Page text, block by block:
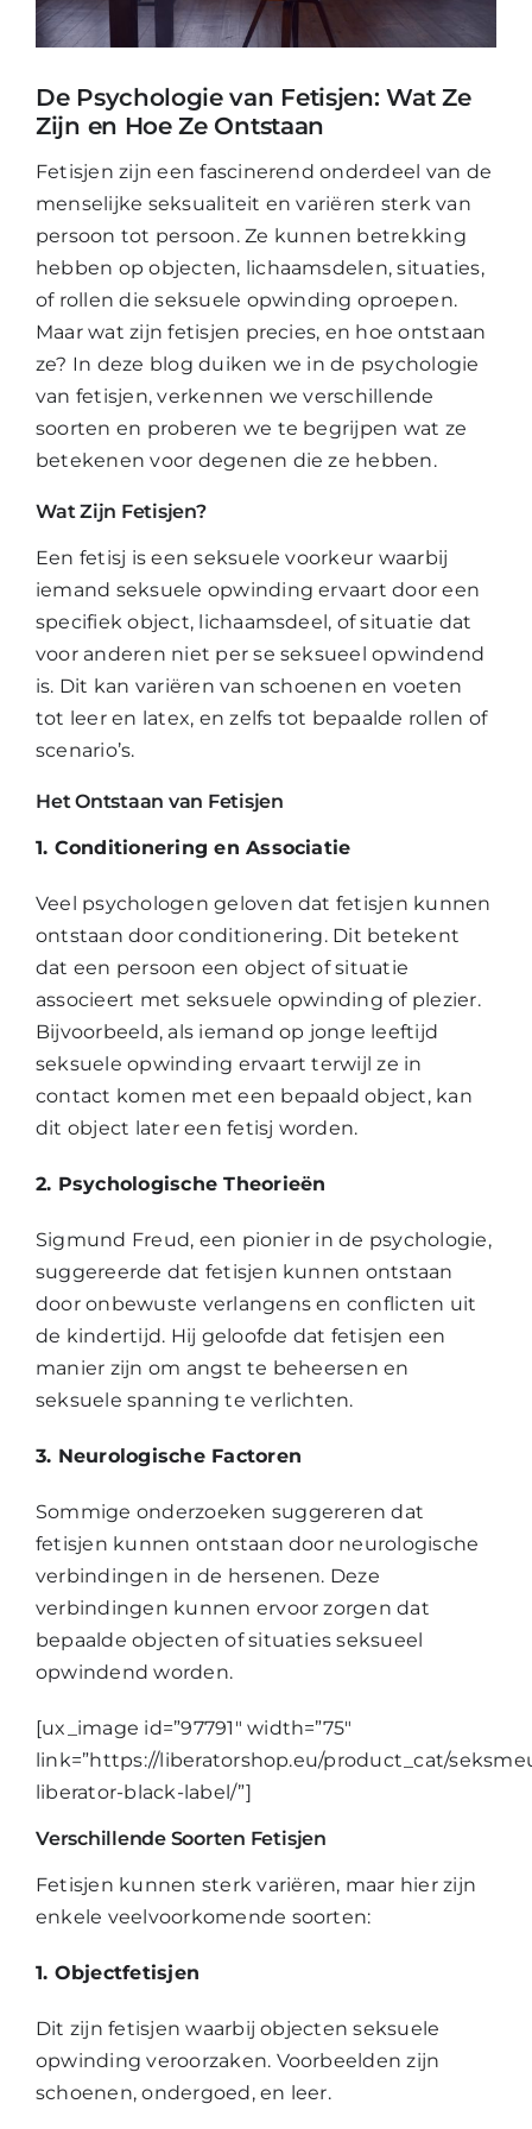
Mijn Account
Winkelwagen
De Psychologie van Fetisjen: Wat Ze
Zijn en Hoe Ze Ontstaan
Fetisjen zijn een fascinerend onderdeel van de
menselijke seksualiteit en variëren sterk van
persoon tot persoon. Ze kunnen betrekking
hebben op objecten, lichaamsdelen, situaties,
of rollen die seksuele opwinding oproepen.
Maar wat zijn fetisjen precies, en hoe ontstaan
ze? In deze blog duiken we in de psychologie
van fetisjen, verkennen we verschillende
soorten en proberen we te begrijpen wat ze
betekenen voor degenen die ze hebben.
Wat Zijn Fetisjen?
Een fetisj is een seksuele voorkeur waarbij
iemand seksuele opwinding ervaart door een
specifiek object, lichaamsdeel, of situatie dat
voor anderen niet per se seksueel opwindend
is. Dit kan variëren van schoenen en voeten
tot leer en latex, en zelfs tot bepaalde rollen of
scenario’s.
Het Ontstaan van Fetisjen
1. Conditionering en Associatie
Veel psychologen geloven dat fetisjen kunnen
ontstaan door conditionering. Dit betekent
dat een persoon een object of situatie
associeert met seksuele opwinding of plezier.
Bijvoorbeeld, als iemand op jonge leeftijd
seksuele opwinding ervaart terwijl ze in
contact komen met een bepaald object, kan
dit object later een fetisj worden.
2. Psychologische Theorieën
Sigmund Freud, een pionier in de psychologie,
suggereerde dat fetisjen kunnen ontstaan
door onbewuste verlangens en conflicten uit
de kindertijd. Hij geloofde dat fetisjen een
manier zijn om angst te beheersen en
seksuele spanning te verlichten.
3. Neurologische Factoren
Sommige onderzoeken suggereren dat
fetisjen kunnen ontstaan door neurologische
verbindingen in de hersenen. Deze
verbindingen kunnen ervoor zorgen dat
bepaalde objecten of situaties seksueel
opwindend worden.
[ux_image id=”97791″ width=”75″
link=”https://liberatorshop.eu/product_cat/
liberator-black-label/”]
Verschillende Soorten Fetisjen
Fetisjen kunnen sterk variëren, maar hier zijn
enkele veelvoorkomende soorten:
1. Objectfetisjen
Dit zijn fetisjen waarbij objecten seksuele
opwinding veroorzaken. Voorbeelden zijn
schoenen, ondergoed, en leer.